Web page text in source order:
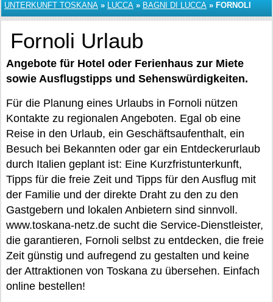
UNTERKUNFT TOSKANA » LUCCA » BAGNI DI LUCCA » FORNOLI
Fornoli Urlaub
Angebote für Hotel oder Ferienhaus zur Miete
sowie Ausflugstipps und Sehenswürdigkeiten.
Für die Planung eines Urlaubs in Fornoli nützen
Kontakte zu regionalen Angeboten. Egal ob eine
Reise in den Urlaub, ein Geschäftsaufenthalt, ein
Besuch bei Bekannten oder gar ein Entdeckerurlaub
durch Italien geplant ist: Eine Kurzfristunterkunft,
Tipps für die freie Zeit und Tipps für den Ausflug mit
der Familie und der direkte Draht zu den zu den
Gastgebern und lokalen Anbietern sind sinnvoll.
www.toskana-netz.de sucht die Service-Dienstleister,
die garantieren, Fornoli selbst zu entdecken, die freie
Zeit günstig und aufregend zu gestalten und keine
der Attraktionen von Toskana zu übersehen. Einfach
online bestellen!